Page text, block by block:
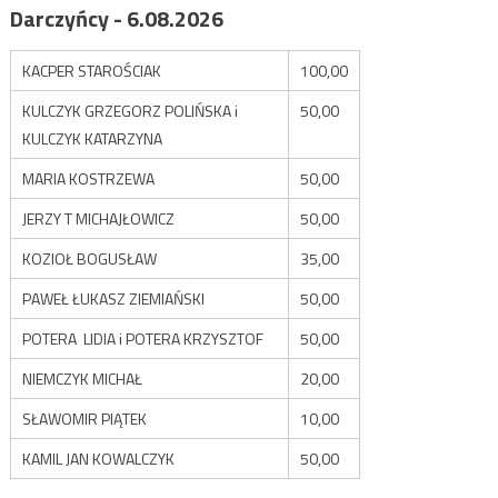
Darczyńcy - 6.08.2026
KACPER STAROŚCIAK
100,00
KULCZYK GRZEGORZ POLIŃSKA i
KULCZYK KATARZYNA
50,00
MARIA KOSTRZEWA
50,00
JERZY T MICHAJŁOWICZ
50,00
KOZIOŁ BOGUSŁAW
35,00
PAWEŁ ŁUKASZ ZIEMIAŃSKI
50,00
POTERA LIDIA i POTERA KRZYSZTOF
50,00
NIEMCZYK MICHAŁ
20,00
SŁAWOMIR PIĄTEK
10,00
KAMIL JAN KOWALCZYK
50,00